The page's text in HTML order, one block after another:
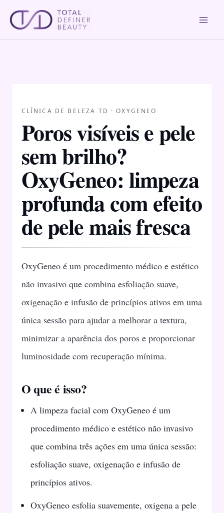
para
CLÍNICA DE BELEZA TD · OXYGENEO
Poros visíveis e pele
sem brilho?
OxyGeneo: limpeza
profunda com efeito
de pele mais fresca
OxyGeneo é um procedimento médico e estético
não invasivo que combina esfoliação suave,
oxigenação e infusão de princípios ativos em uma
única sessão para ajudar a melhorar a textura,
minimizar a aparência dos poros e proporcionar
luminosidade com recuperação mínima.
O que é isso?
A limpeza facial com OxyGeneo é um
procedimento médico e estético não invasivo
que combina três ações em uma única sessão:
esfoliação suave, oxigenação e infusão de
princípios ativos.
OxyGeneo esfolia suavemente, oxigena a pele